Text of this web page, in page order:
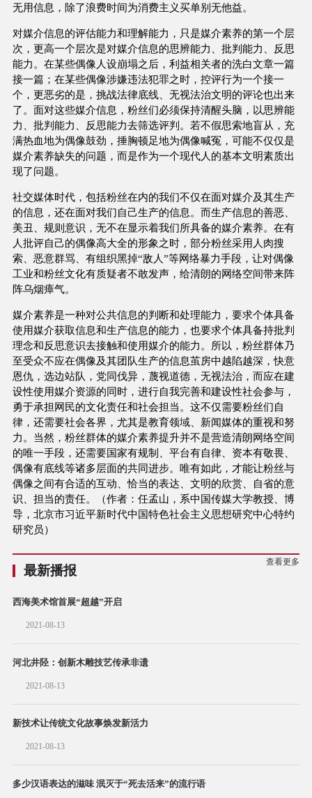
无用信息，除了浪费时间为消费主义买单别无他益。
对媒介信息的评估能力和理解能力，只是媒介素养的第一个层
次，更高一个层次是对媒介信息的思辨能力、批判能力、反思
能力。在某些偶像人设崩塌之后，利益相关者的洗白文章一篇
接一篇；在某些偶像涉嫌违法犯罪之时，控评行为一个接一
个，更恶劣的是，挑战法律底线、无视法治文明的评论也出来
了。面对这些媒介信息，粉丝们必须保持清醒头脑，以思辨能
力、批判能力、反思能力去筛选评判。若不假思索地盲从，充
满热血地为偶像鼓劲，捶胸顿足地为偶像喊冤，可能不仅仅是
媒介素养缺失的问题，而是作为一个现代人的基本文明素质出
现了问题。
社交媒体时代，包括粉丝在内的我们不仅在面对媒介及其生产
的信息，还在面对我们自己生产的信息。而生产信息的善恶、
美丑、规则意识，无不在显示着我们所具备的媒介素养。在有
人批评自己的偶像高大全的形象之时，部分粉丝采用人肉搜
索、恶意群骂、有组织黑掉“敌人”等网络暴力手段，让对偶像
工业和粉丝文化有质疑者不敢发声，给清朗的网络空间带来阵
阵乌烟瘴气。
媒介素养是一种对公共信息的判断和处理能力，要求个体具备
使用媒介获取信息和生产信息的能力，也要求个体具备持批判
理念和反思意识去接触和使用媒介的能力。所以，粉丝群体乃
至受众不应在偶像及其团队生产的信息茧房中越陷越深，快意
恩仇，选边站队，党同伐异，蔑视道德，无视法治，而应在建
设性使用媒介资源的同时，进行自我完善和建设性社会参与，
勇于承担网民的文化责任和社会担当。这不仅需要粉丝们自
律，还需要社会各界，尤其是教育领域、新闻媒体的重视和努
力。当然，粉丝群体的媒介素养提升并不是营造清朗网络空间
的唯一手段，还需要国家有规制、平台有自律、资本有敬畏、
偶像有底线等诸多层面的共同进步。唯有如此，才能让粉丝与
偶像之间有合适的互动、恰当的表达、文明的欣赏、自省的意
识、担当的责任。（作者：任孟山，系中国传媒大学教授、博
导，北京市习近平新时代中国特色社会主义思想研究中心特约
研究员）
最新播报
查看更多
西海美术馆首展“超越”开启
2021-08-13
河北井陉：创新木雕技艺传承非遗
2021-08-13
新技术让传统文化故事焕发新活力
2021-08-13
多少汉语表达的滋味 泯灭于“死去活来”的流行语